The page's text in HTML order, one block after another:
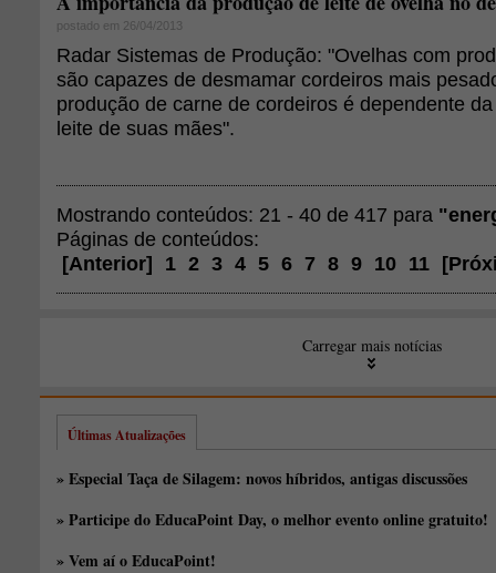
postado em 26/04/2013
Radar Sistemas de Produção: "Ovelhas com
são capazes de desmamar cordeiros mais
produção de carne de cordeiros é dependente
leite de suas mães".
Mostrando conteúdos: 21 - 40 de 417 para
Páginas de conteúdos:
[Anterior] 1 2 3 4 5 6 7 8 9 10 11 [
Carregar mais notícias
Últimas Atualizações
» Especial Taça de Silagem: novos híbridos, antigas discussões
» Participe do EducaPoint Day, o melhor evento online gratuito!
» Vem aí o EducaPoint!